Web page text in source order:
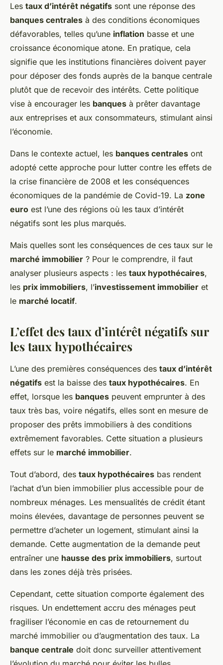
Les taux d’intérêt négatifs sont une réponse des
banques centrales à des conditions économiques
défavorables, telles qu’une inflation basse et une
croissance économique atone. En pratique, cela
signifie que les institutions financières doivent payer
pour déposer des fonds auprès de la banque centrale
plutôt que de recevoir des intérêts. Cette politique
vise à encourager les banques à prêter davantage
aux entreprises et aux consommateurs, stimulant ainsi
l’économie.
Dans le contexte actuel, les banques centrales ont
adopté cette approche pour lutter contre les effets de
la crise financière de 2008 et les conséquences
économiques de la pandémie de Covid-19. La zone
euro est l’une des régions où les taux d’intérêt
négatifs sont les plus marqués.
Mais quelles sont les conséquences de ces taux sur le
marché immobilier ? Pour le comprendre, il faut
analyser plusieurs aspects : les taux hypothécaires,
les prix immobiliers, l’investissement immobilier et
le marché locatif.
L’effet des taux d’intérêt négatifs sur
les taux hypothécaires
L’une des premières conséquences des taux d’intérêt
négatifs est la baisse des taux hypothécaires. En
effet, lorsque les banques peuvent emprunter à des
taux très bas, voire négatifs, elles sont en mesure de
proposer des prêts immobiliers à des conditions
extrêmement favorables. Cette situation a plusieurs
effets sur le marché immobilier.
Tout d’abord, des taux hypothécaires bas rendent
l’achat d’un bien immobilier plus accessible pour de
nombreux ménages. Les mensualités de crédit étant
moins élevées, davantage de personnes peuvent se
permettre d’acheter un logement, stimulant ainsi la
demande. Cette augmentation de la demande peut
entraîner une hausse des prix immobiliers, surtout
dans les zones déjà très prisées.
Cependant, cette situation comporte également des
risques. Un endettement accru des ménages peut
fragiliser l’économie en cas de retournement du
marché immobilier ou d’augmentation des taux. La
banque centrale doit donc surveiller attentivement